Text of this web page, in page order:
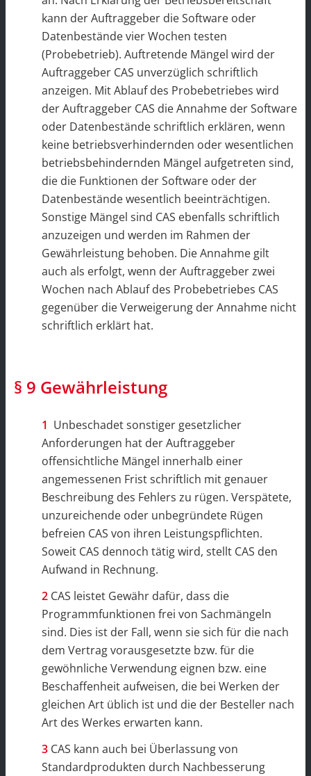
kann der Auftraggeber die Software oder
Datenbestände vier Wochen testen
(Probebetrieb). Auftretende Mängel wird der
Auftraggeber CAS unverzüglich schriftlich
anzeigen. Mit Ablauf des Probebetriebes wird
der Auftraggeber CAS die Annahme der Software
oder Datenbestände schriftlich erklären, wenn
keine betriebsverhindernden oder wesentlichen
betriebsbehindernden Mängel aufgetreten sind,
die die Funktionen der Software oder der
Datenbestände wesentlich beeinträchtigen.
Sonstige Mängel sind CAS ebenfalls schriftlich
anzuzeigen und werden im Rahmen der
Gewährleistung behoben. Die Annahme gilt
auch als erfolgt, wenn der Auftraggeber zwei
Wochen nach Ablauf des Probebetriebes CAS
gegenüber die Verweigerung der Annahme nicht
schriftlich erklärt hat.
§ 9 Gewährleistung
Unbeschadet sonstiger gesetzlicher
Anforderungen hat der Auftraggeber
offensichtliche Mängel innerhalb einer
angemessenen Frist schriftlich mit genauer
Beschreibung des Fehlers zu rügen. Verspätete,
unzureichende oder unbegründete Rügen
befreien CAS von ihren Leistungspflichten.
Soweit CAS dennoch tätig wird, stellt CAS den
Aufwand in Rechnung.
CAS leistet Gewähr dafür, dass die
Programmfunktionen frei von Sachmängeln
sind. Dies ist der Fall, wenn sie sich für die nach
dem Vertrag vorausgesetzte bzw. für die
gewöhnliche Verwendung eignen bzw. eine
Beschaffenheit aufweisen, die bei Werken der
gleichen Art üblich ist und die der Besteller nach
Art des Werkes erwarten kann.
CAS kann auch bei Überlassung von
Standardprodukten durch Nachbesserung